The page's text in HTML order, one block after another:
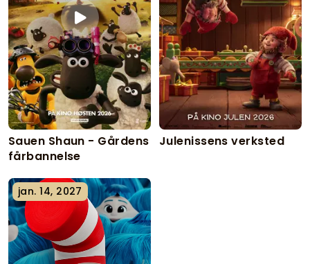
Sauen Shaun - Gårdens
fårbannelse
Julenissens verksted
jan. 14, 2027